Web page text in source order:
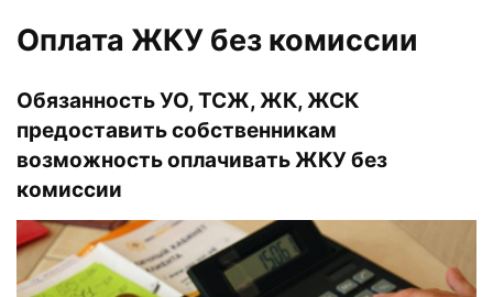
Оплата ЖКУ без комиссии
Обязанность УО, ТСЖ, ЖК, ЖСК
предоставить собственникам
возможность оплачивать ЖКУ без
комиссии